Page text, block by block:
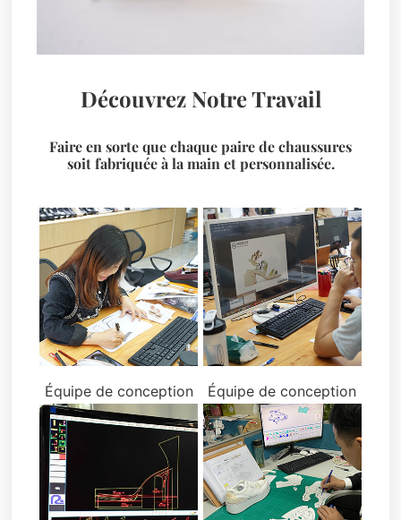
Découvrez Notre Travail
Faire en sorte que chaque paire de chaussures
soit fabriquée à la main et personnalisée.
Équipe de conception Équipe de conception